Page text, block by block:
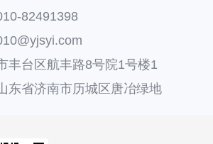
82491398
丰台区航丰路8号院1号楼1
东省济南市历城区唐冶绿地